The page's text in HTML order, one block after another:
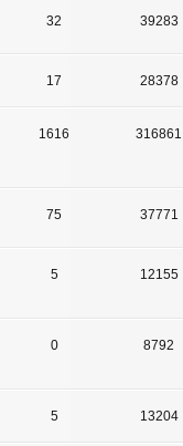
32 39283
17 28378
1616 316861
75 37771
5 12155
0 8792
5 13204